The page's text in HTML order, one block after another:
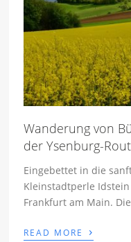
Wanderung von
der Ysenburg-
Eingebettet in die
Kleinstadtperle
Frankfurt am Main.
READ MORE ›